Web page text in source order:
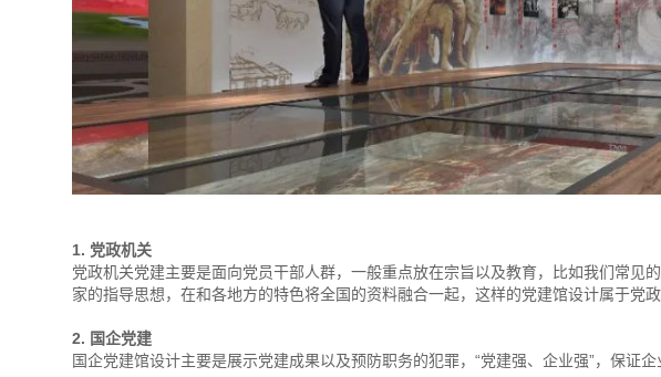
1. 党政机关
党政机关党建主要是面向党员干部人群，一般重点放在宗旨以及教育，比如我们常见
家的指导思想，在和各地方的特色将全国的资料融合一起，这样的党建馆设计属于党政
2. 国企党建
国企党建馆设计主要是展示党建成果以及预防职务的犯罪，“党建强、企业强”，保证